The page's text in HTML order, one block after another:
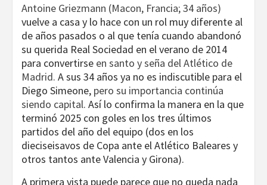
Antoine Griezmann (Macon, Francia; 34 años)
vuelve a casa y lo hace con un rol muy diferente al
de años pasados o al que tenía cuando abandonó
su querida Real Sociedad en el verano de 2014
para convertirse en santo y seña del Atlético de
Madrid. A sus 34 años ya no es indiscutible para el
Diego Simeone, pero su importancia continúa
siendo capital. Así lo confirma la manera en la que
terminó 2025 con goles en los tres últimos
partidos del año del equipo (dos en los
dieciseisavos de Copa ante el Atlético Baleares y
otros tantos ante Valencia y Girona).
A primera vista puede parece que no queda nada